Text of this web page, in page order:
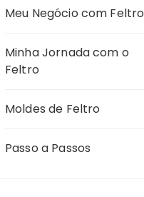
Meu Negócio com Feltro
Minha Jornada com o
Feltro
Moldes de Feltro
Passo a Passos